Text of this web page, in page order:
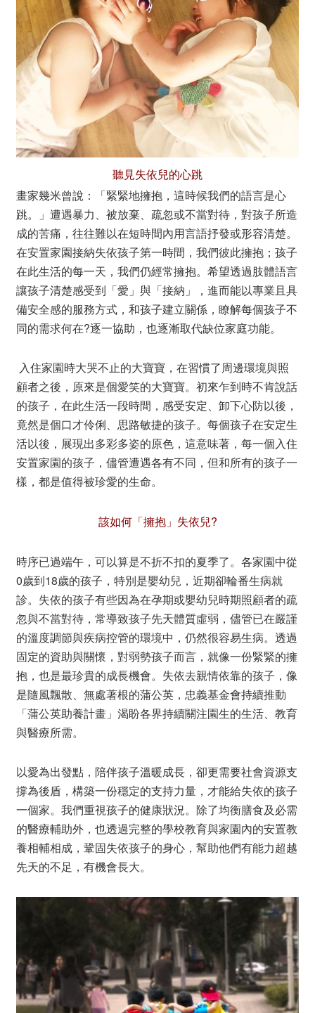
聽見失依兒的心跳
畫家幾米曾說：「緊緊地擁抱，這時候我們的語言是心
跳。」遭遇暴力、被放棄、疏忽或不當對待，對孩子所造
成的苦痛，往往難以在短時間內用言語抒發或形容清楚。
在安置家園接納失依孩子第一時間，我們彼此擁抱；孩子
在此生活的每一天，我們仍經常擁抱。希望透過肢體語言
讓孩子清楚感受到「愛」與「接納」，進而能以專業且具
備安全感的服務方式，和孩子建立關係，瞭解每個孩子不
同的需求何在?逐一協助，也逐漸取代缺位家庭功能。
入住家園時大哭不止的大寶寶，在習慣了周邊環境與照
顧者之後，原來是個愛笑的大寶寶。初來乍到時不肯說話
的孩子，在此生活一段時間，感受安定、卸下心防以後，
竟然是個口才伶俐、思路敏捷的孩子。每個孩子在安定生
活以後，展現出多彩多姿的原色，這意味著，每一個入住
安置家園的孩子，儘管遭遇各有不同，但和所有的孩子一
樣，都是值得被珍愛的生命。
該如何「擁抱」失依兒?
時序已過端午，可以算是不折不扣的夏季了。各家園中從
0歲到18歲的孩子，特別是嬰幼兒，近期卻輪番生病就
診。失依的孩子有些因為在孕期或嬰幼兒時期照顧者的疏
忽與不當對待，常導致孩子先天體質虛弱，儘管已在嚴謹
的溫度調節與疾病控管的環境中，仍然很容易生病。透過
固定的資助與關懷，對弱勢孩子而言，就像一份緊緊的擁
抱，也是最珍貴的成長機會。失依去親情依靠的孩子，像
是隨風飄散、無處著根的蒲公英，忠義基金會持續推動
「蒲公英助養計畫」渴盼各界持續關注園生的生活、教育
與醫療所需。
以愛為出發點，陪伴孩子溫暖成長，卻更需要社會資源支
撐為後盾，構築一份穩定的支持力量，才能給失依的孩子
一個家。我們重視孩子的健康狀況。除了均衡膳食及必需
的醫療輔助外，也透過完整的學校教育與家園內的安置教
養相輔相成，鞏固失依孩子的身心，幫助他們有能力超越
先天的不足，有機會長大。